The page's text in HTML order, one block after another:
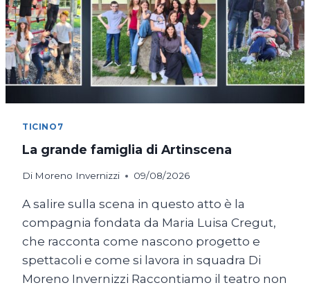
TICINO7
La grande famiglia di Artinscena
Di Moreno Invernizzi 09/08/2026
A salire sulla scena in questo atto è la
compagnia fondata da Maria Luisa Cregut,
che racconta come nascono progetto e
spettacoli e come si lavora in squadra Di
Moreno Invernizzi Raccontiamo il teatro non